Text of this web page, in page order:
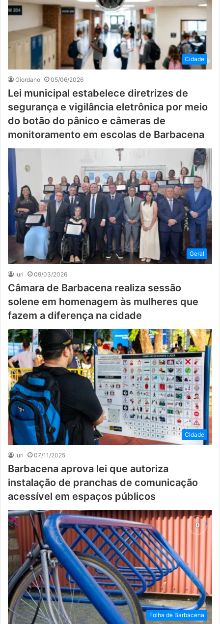
Cidade
Giordano 05/06/2026
Lei municipal estabelece diretrizes de
segurança e vigilância eletrônica por meio
do botão do pânico e câmeras de
monitoramento em escolas de Barbacena
Geral
Iuri 09/03/2026
Câmara de Barbacena realiza sessão
solene em homenagem às mulheres que
fazem a diferença na cidade
Cidade
Iuri 07/11/2025
Barbacena aprova lei que autoriza
instalação de pranchas de comunicação
acessível em espaços públicos
Folha de Barbacena